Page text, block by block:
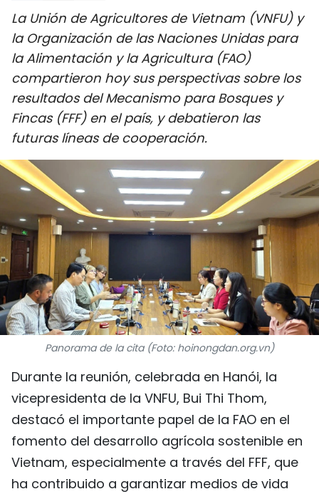
SALUD - MEDIO AMBIENTE
CULTURA - ENTRETENIMIENTO
INTERNACIONAL
DEPORTES
VIAJES
PUENTE DE AMISTAD
HISTORIAS MULTIMEDIA
¿QUIÉNES SOMOS?
TIẾNG VIỆT
中文
FRANÇAIS
РУССКИЙ
La Unión de Agricultores de Vietnam (VNFU) y
la Organización de las Naciones Unidas para
la Alimentación y la Agricultura (FAO)
compartieron hoy sus perspectivas sobre los
resultados del Mecanismo para Bosques y
Fincas (FFF) en el país, y debatieron las
futuras líneas de cooperación.
Panorama de la cita (Foto: hoinongdan.org.vn)
Durante la reunión, celebrada en Hanói, la
vicepresidenta de la VNFU, Bui Thi Thom,
destacó el importante papel de la FAO en el
fomento del desarrollo agrícola sostenible en
Vietnam, especialmente a través del FFF, que
ha contribuido a garantizar medios de vida